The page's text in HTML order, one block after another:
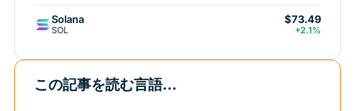
Solana
SOL
$73.49
+2.1%
この記事を読む言語...